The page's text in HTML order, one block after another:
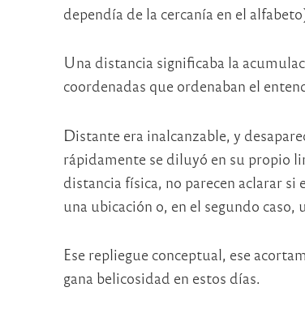
dependía de la cercanía en el
Una distancia significaba la
coordenadas que ordenaban el
Distante era inalcanzable, y
rápidamente se diluyó en su propio
distancia física, no parecen aclarar
una ubicación o, en el segundo caso,
Ese repliegue conceptual, ese
gana belicosidad en estos días.